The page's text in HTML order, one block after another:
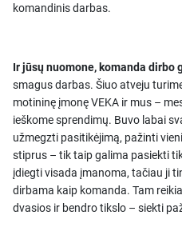
komandinis darbas.
Ir jūsų nuomone, komanda dirbo
smagus darbas. Šiuo atveju
motininę įmonę VEKA ir mus –
ieškome sprendimų. Buvo labai
užmegzti pasitikėjimą, pažinti
stiprus – tik taip galima pasiekti
įdiegti visada įmanoma, tačiau ji
dirbama kaip komanda. Tam
dvasios ir bendro tikslo – siekti